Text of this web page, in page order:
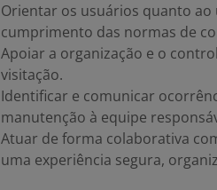
Orientar os usuários quanto ao
cumprimento das normas de
Apoiar a organização e o
visitação.
Identificar e comunicar
manutenção à equipe
Atuar de forma colaborativa
uma experiência segura,